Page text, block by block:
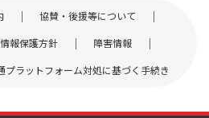
協賛・後援等について
報保護方針
障害情報
プラットフォーム対処に基づく手続き